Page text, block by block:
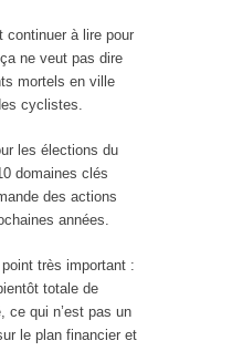
continuer à lire pour
ne veut pas dire
mortels en ville
cyclistes.
les élections du
domaines clés
des actions
années.
très important :
totale de
ce qui n’est pas un
le plan financier et